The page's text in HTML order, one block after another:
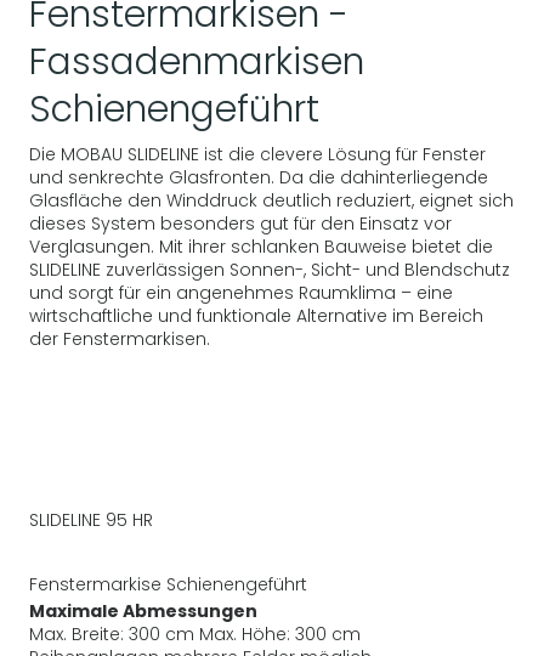
Fenstermarkisen -
Fassadenmarkisen
Schienengeführt
Die MOBAU SLIDELINE ist die clevere Lösung für Fenster
und senkrechte Glasfronten. Da die dahinterliegende
Glasfläche den Winddruck deutlich reduziert, eignet sich
dieses System besonders gut für den Einsatz vor
Verglasungen. Mit ihrer schlanken Bauweise bietet die
SLIDELINE zuverlässigen Sonnen-, Sicht- und Blendschutz
und sorgt für ein angenehmes Raumklima – eine
wirtschaftliche und funktionale Alternative im Bereich
der Fenstermarkisen.
SLIDELINE 95 HR
Fenstermarkise Schienengeführt
Maximale Abmessungen
Max. Breite: 300 cm Max. Höhe: 300 cm